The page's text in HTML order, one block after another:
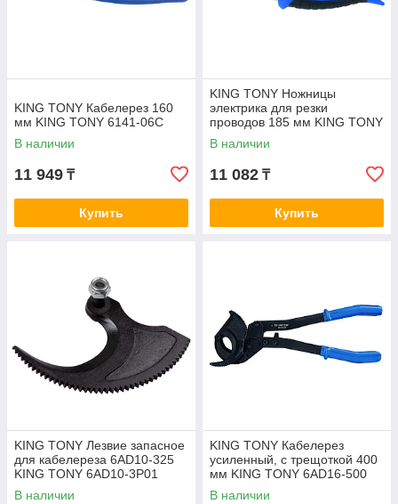
KING TONY Кабелерез 160
мм KING TONY 6141-06C
В наличии
11 949 ₸
Купить
KING TONY Ножницы
электрика для резки
проводов 185 мм KING TONY
6AB31-75
В наличии
11 082 ₸
Купить
KING TONY Лезвие запасное
для кабелереза 6AD10-325
KING TONY 6AD10-3P01
В наличии
KING TONY Кабелерез
усиленный, с трещоткой 400
мм KING TONY 6AD16-500
В наличии